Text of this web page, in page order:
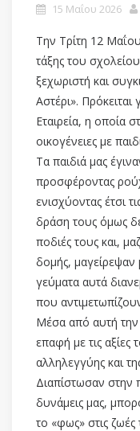
15 Μαΐου 2026
Την Τρίτη 12
τάξης του
ξεχωριστή και
Αστέρι».
Εταιρεία, η οποία
οικογένειες με
Τα παιδιά μας
προσφέροντας
ενισχύοντας έτσι
δράση τους όμως
ποδιές τους και,
δομής,
γεύματα αυτά
που
Μέσα από αυτή την
επαφή με τις αξίες
αλληλεγγύης και
Διαπίστωσαν στην
δυνάμεις μας,
το «φως» στις